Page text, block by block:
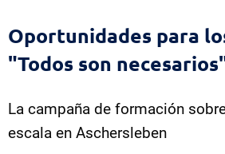
Oportunidades para
"Todos son
La campaña de formación
escala en Aschersleben